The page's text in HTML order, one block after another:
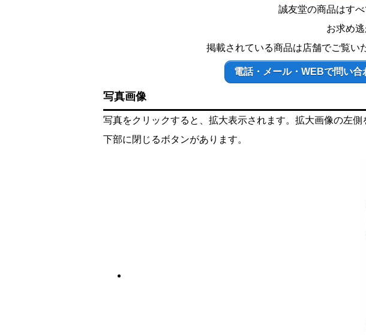
誠友堂の商品はす
お求め
掲載されている商品は店舗でご覧い
電話・メール・WEBで問い合
写真画像
写真をクリックすると、拡大表示されます。拡大画像の左
下部に閉じるボタンがあります。